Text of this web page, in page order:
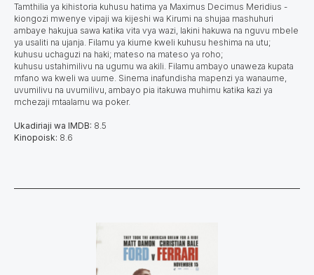
Tamthilia ya kihistoria kuhusu hatima ya Maximus Decimus Meridius -
kiongozi mwenye vipaji wa kijeshi wa Kirumi na shujaa mashuhuri
ambaye hakujua sawa katika vita vya wazi, lakini hakuwa na nguvu mbele
ya usaliti na ujanja. Filamu ya kiume kweli kuhusu heshima na utu;
kuhusu uchaguzi na haki; mateso na mateso ya roho;
kuhusu ustahimilivu na ugumu wa akili. Filamu ambayo unaweza kupata
mfano wa kweli wa uume. Sinema inafundisha mapenzi ya wanaume,
uvumilivu na uvumilivu, ambayo pia itakuwa muhimu katika kazi ya
mchezaji mtaalamu wa poker.
Ukadiriaji wa IMDB: 8.5
Kinopoisk: 8.6